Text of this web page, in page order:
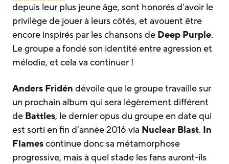
depuis leur plus jeune âge, sont honorés d’avoir le
privilège de jouer à leurs côtés, et avouent être
encore inspirés par les chansons de Deep Purple.
Le groupe a fondé son identité entre agression et
mélodie, et cela va continuer !
Anders Fridén dévoile que le groupe travaille sur
un prochain album qui sera légèrement différent
de Battles, le dernier opus du groupe en date qui
est sorti en fin d’année 2016 via Nuclear Blast. In
Flamescontinue donc sa métamorphose
progressive, mais à quel stade les fans auront-ils